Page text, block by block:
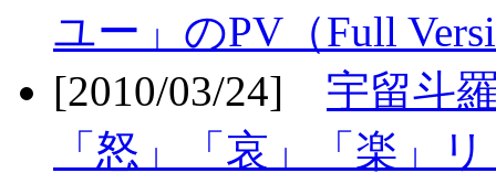
ユー」のPV（Full
[2010/03/24] 宇留斗
「怒」「哀」「楽」